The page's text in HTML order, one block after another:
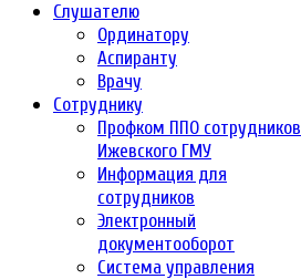
Слушателю
Ординатору
Аспиранту
Врачу
Сотруднику
Профком ППО сотрудников
Ижевского ГМУ
Информация для
сотрудников
Электронный
документооборот
Система управления